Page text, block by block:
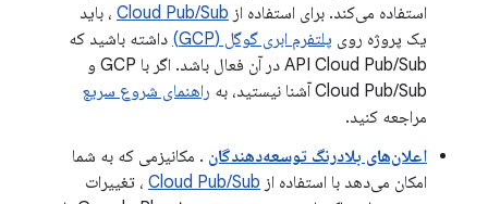
استفاده می‌کند. برای استفاده از Cloud Pub/Sub ، باید
یک پروژه روی پلتفرم ابری گوگل (GCP)
داشته باشید که
API Cloud Pub/Sub در آن فعال باشد. اگر با GCP و
Cloud Pub/Sub آشنا نیستید، به
راهنمای شروع سریع
مراجعه کنید.
اعلان‌های بلادرنگ توسعه‌دهندگان . مکانیزمی که به شما
امکان می‌دهد با استفاده از Cloud Pub/Sub ، تغییرات